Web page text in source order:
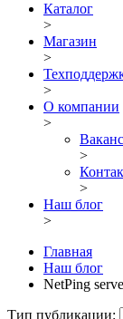
Каталог
>
Магазин
>
>
О компании
>
>
>
Наш блог
>
Главная
Наш блог
NetPing
Тип публикации: